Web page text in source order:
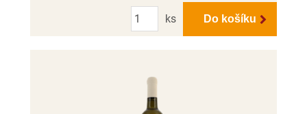
Počet
ks
Do košíku